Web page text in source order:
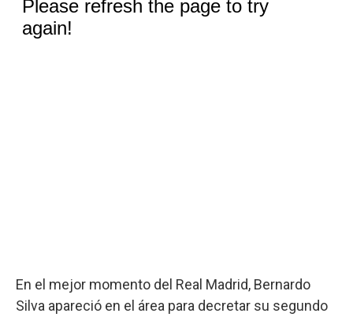
En el mejor momento del Real Madrid, Bernardo
Silva apareció en el área para decretar su segundo